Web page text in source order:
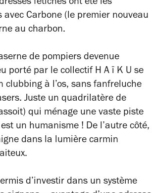
fétiches ont été les
Carbone (le premier nouveau
au charbon.
de pompiers devenue
porté par le collectif H A ï K U se
à l’os, sans fanfreluche
Juste un quadrilatère de
qui ménage une vaste piste
un humanisme ! De l’autre côté,
dans la lumière carmin
d’investir dans un système